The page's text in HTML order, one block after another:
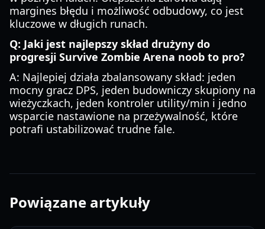
margines błędu i możliwość odbudowy, co jest
kluczowe w długich runach.
Q: Jaki jest najlepszy skład drużyny do
progresji Survive Zombie Arena noob to pro?
A: Najlepiej działa zbalansowany skład: jeden
mocny gracz DPS, jeden budowniczy skupiony na
wieżyczkach, jeden kontroler utility/min i jedno
wsparcie nastawione na przeżywalność, które
potrafi ustabilizować trudne fale.
Powiązane artykuły